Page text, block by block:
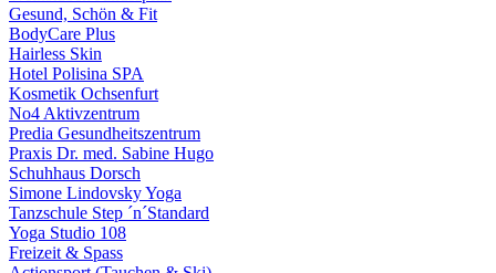
Gesund, Schön & Fit
BodyCare Plus
Hairless Skin
Hotel Polisina SPA
Kosmetik Ochsenfurt
No4 Aktivzentrum
Predia Gesundheitszentrum
Praxis Dr. med. Sabine Hugo
Schuhhaus Dorsch
Simone Lindovsky Yoga
Tanzschule Step ´n´Standard
Yoga Studio 108
Freizeit & Spass